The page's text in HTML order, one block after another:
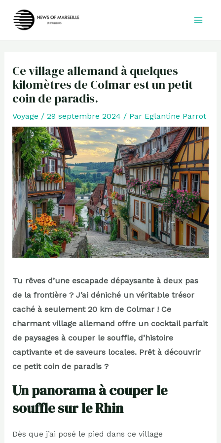
Ce village allemand à quelques
kilomètres de Colmar est un petit
coin de paradis.
Voyage / 29 septembre 2024 / Par Eglantine Parrot
Tu rêves d’une escapade dépaysante à deux pas
de la frontière ? J’ai déniché un véritable trésor
caché à seulement 20 km de Colmar ! Ce
charmant village allemand offre un cocktail parfait
de paysages à couper le souffle, d’histoire
captivante et de saveurs locales. Prêt à découvrir
ce petit coin de paradis ?
Un panorama à couper le
souffle sur le Rhin
Dès que j’ai posé le pied dans ce village